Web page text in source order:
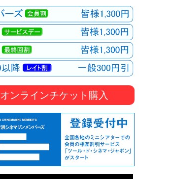
オンラインチケット購入